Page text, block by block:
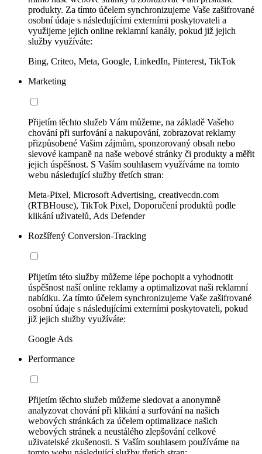
produkty. Za tímto účelem synchronizujeme Vaše zašifrované
osobní údaje s následujícími externími poskytovateli a
využijeme jejich online reklamní kanály, pokud již jejich
služby využíváte:
Bing, Criteo, Meta, Google, LinkedIn, Pinterest, TikTok
Marketing
Přijetím těchto služeb Vám můžeme, na základě Vašeho
chování při surfování a nakupování, zobrazovat reklamy
přizpůsobené Vašim zájmům, sponzorovaný obsah nebo
slevové kampaně na naše webové stránky či produkty a měřit
jejich úspěšnost. S Vaším souhlasem využíváme na tomto
webu následující služby třetích stran:
Meta-Pixel, Microsoft Advertising, creativecdn.com
(RTBHouse), TikTok Pixel, Doporučení produktů podle
klikání uživatelů, Ads Defender
Rozšířený Conversion-Tracking
Přijetím této služby můžeme lépe pochopit a vyhodnotit
úspěšnost naší online reklamy a optimalizovat naši reklamní
nabídku. Za tímto účelem synchronizujeme Vaše zašifrované
osobní údaje s následujícími externími poskytovateli, pokud
již jejich služby využíváte:
Google Ads
Performance
Přijetím těchto služeb můžeme sledovat a anonymně
analyzovat chování při klikání a surfování na našich
webových stránkách za účelem optimalizace našich
webových stránek a neustálého zlepšování celkové
uživatelské zkušenosti. S Vaším souhlasem používáme na